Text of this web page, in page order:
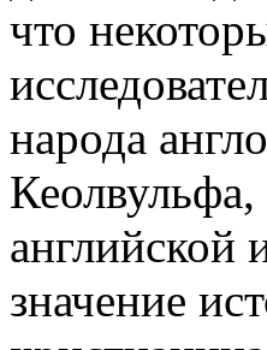
что
народа
английской
значение